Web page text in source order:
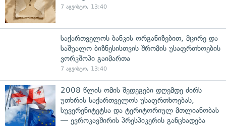
7 აგვისტო, 13:40
საქართველოს ბანკის ორგანიზებით, მცირე და
საშუალო ბიზნესისთვის შრომის უსაფრთხოების
ვორკშოპი გაიმართა
7 აგვისტო, 13:40
2008 წლის ომის შედეგები დღემდე ძირს
უთხრის საქართველოს უსაფრთხოებას,
სუვერენიტეტსა და ტერიტორიულ მთლიანობას
— ევროკავშირის პრესპიკერის განცხადება